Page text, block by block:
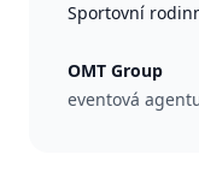
Sportovní
OMT Group
eventová